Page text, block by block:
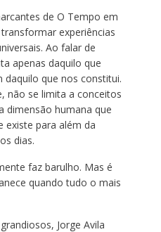
de O Tempo em
experiências
Ao falar de
apenas daquilo que
que nos constitui.
não se limita a conceitos
dimensão humana que
existe para além da
dias.
faz barulho. Mas é
quando tudo o mais
Jorge Avila